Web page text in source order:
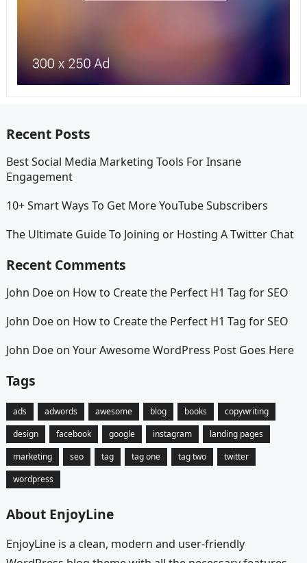
Recent Posts
Best Social Media Marketing Tools For Insane
Engagement
10+ Smart Ways To Get More YouTube Subscribers
The Ultimate Guide To Joining or Hosting A Twitter Chat
Recent Comments
John Doeon How to Create the Perfect H1 Tag for SEO
John Doeon How to Create the Perfect H1 Tag for SEO
John Doeon Your Awesome WordPress Post Goes Here
Tags
ads adwords awesome blog books
copywriting
design
facebook google instagram
landing pages
marketing
seo tag tag one tag two
twitter
wordpress
About EnjoyLine
EnjoyLine is a clean, modern and user-friendly